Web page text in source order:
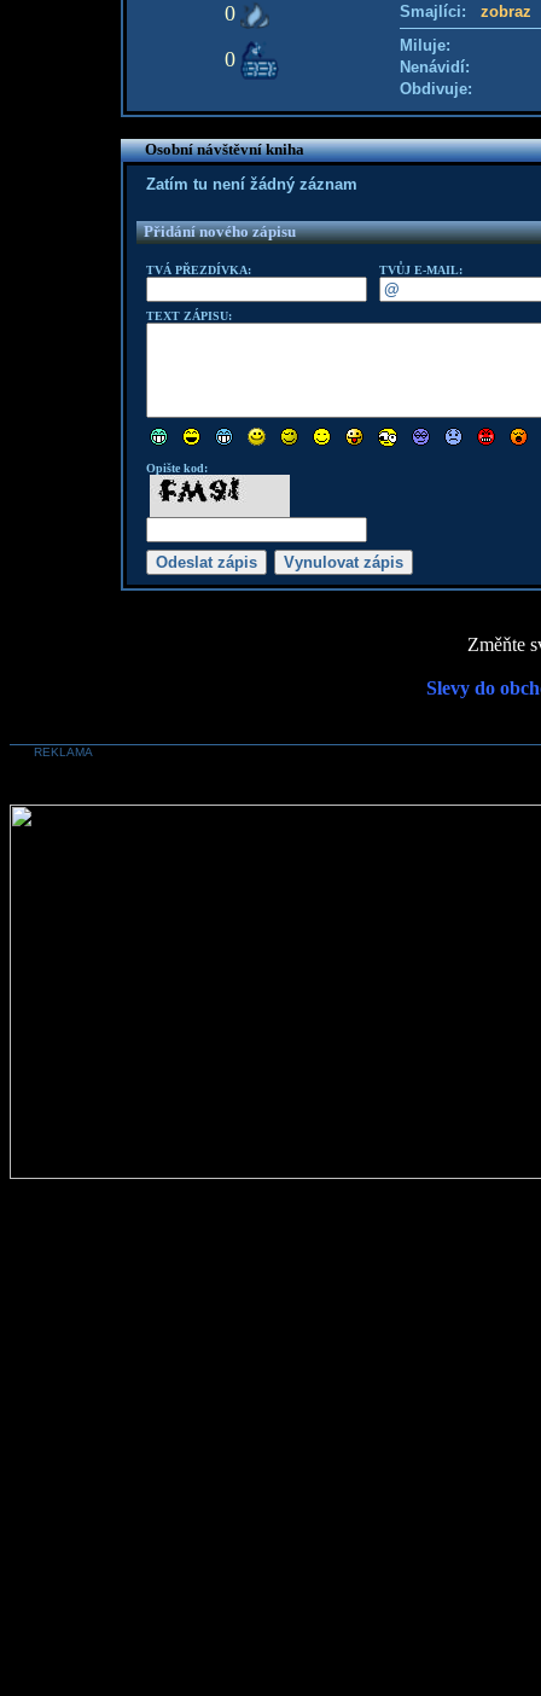
0
0
Smajlíci: zobraz
Miluje:
Nenávidí:
Obdivuje:
Osobní návštěvní kniha
Zatím tu není žádný záznam
Přidání nového zápisu
TVÁ PŘEZDÍVKA: TVŮJ E-MAIL:
TEXT ZÁPISU:
Opište kod:
Změňte
Slevy do
REKLAMA